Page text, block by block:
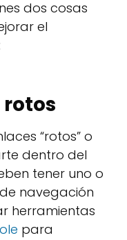
dos cosas
el
“rotos” o
dentro del
tener uno o
navegación
herramientas
para